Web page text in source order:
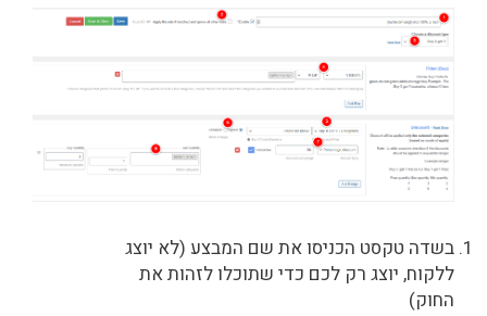
בשדה טקסט הכניסו את שם המבצע (לא יוצג
ללקוח, יוצג רק לכם כדי שתוכלו לזהות את
החוק)